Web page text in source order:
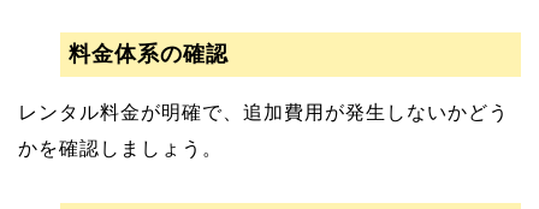
料金体系の確認
レンタル料金が明確で、追加費用が発生しないかどう
かを確認しましょう。